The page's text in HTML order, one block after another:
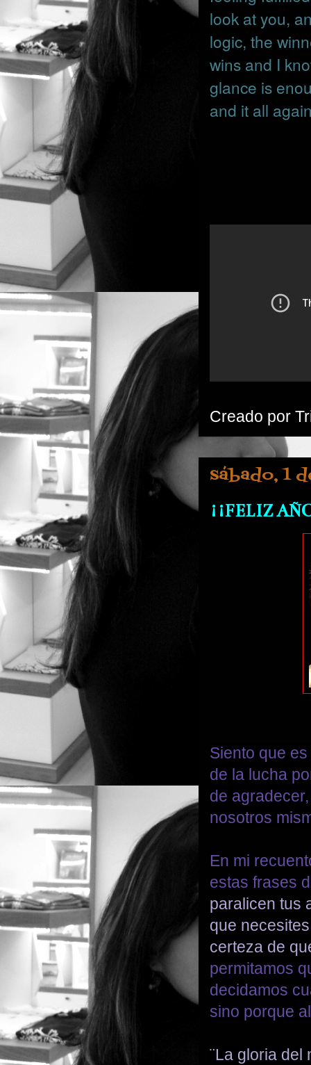
look at you,
logic, the
wins and I
glance is
and it all
Creado por
sábado, 1
¡¡FELIZ
Siento que
de la lucha
de
nosotros
En mi
estas frases
paralicen tus
que
certeza de
permitamos
decidamos
sino porque
¨La gloria del